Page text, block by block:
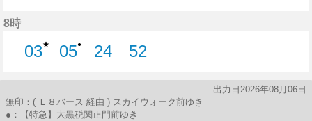
8時
03★
05●
24
52
出力日2026年08月06日
無印：( Ｌ８バース 経由 ) スカイウォーク前ゆき
●：【特急】大黒税関正門前ゆき